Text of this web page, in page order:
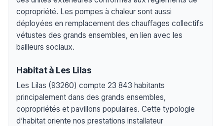
copropriété. Les pompes à chaleur sont aussi
déployées en remplacement des chauffages collectifs
vétustes des grands ensembles, en lien avec les
bailleurs sociaux.
Habitat à Les Lilas
Les Lilas (93260) compte 23 843 habitants
principalement dans des grands ensembles,
copropriétés et pavillons populaires. Cette typologie
d’habitat oriente nos prestations installateur